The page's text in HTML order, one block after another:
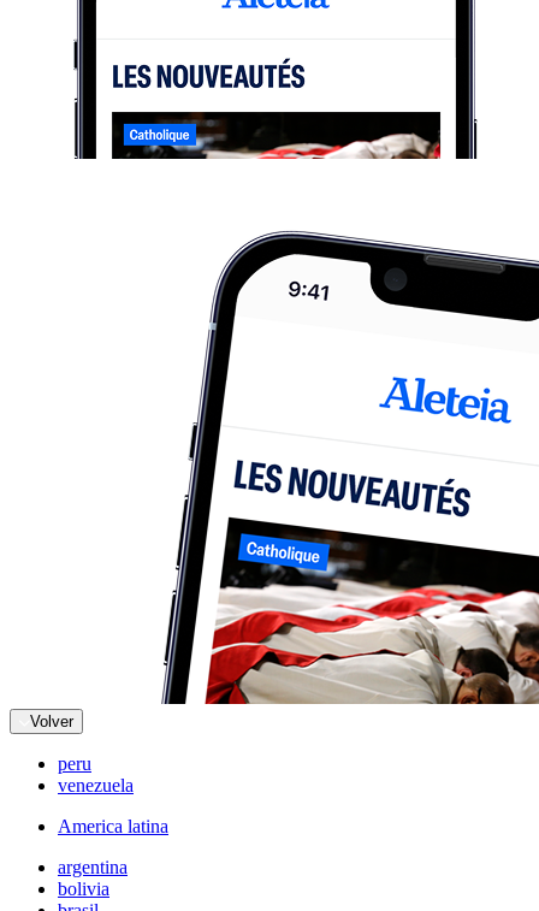
Volver
peru
venezuela
America latina
argentina
bolivia